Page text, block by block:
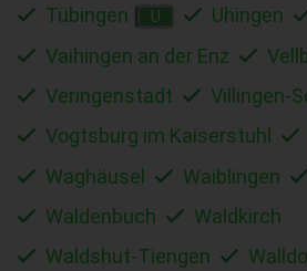
Tübingen
U Uhingen
Vaihingen an der Enz
Veringenstadt
Villingen-
Vogtsburg im Kaiserstuhl
Waghäusel Waiblingen
Waldenbuch
Waldkirch
Waldshut-Tiengen